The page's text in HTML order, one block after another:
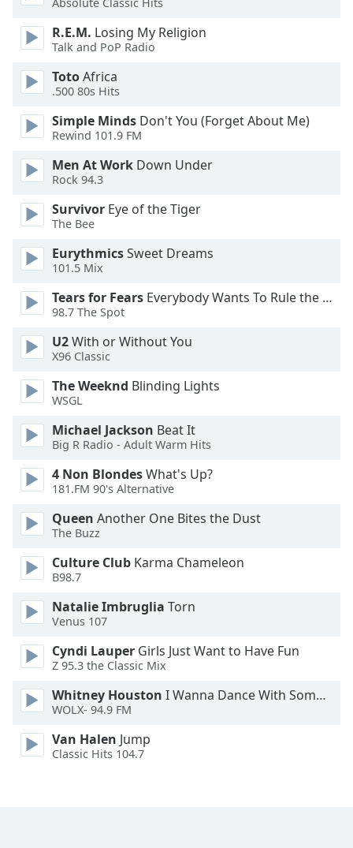
Fullscreen
This
modal
window.
Beginning
dialog
window.
Escape
and
close
window.
Text
Color
Opacity
Text
Background
Color
Opacity
Caption
Background
Color
Opacity
Size
R.E.M. Losing My Religion
Talk and PoP Radio
TotoAfrica
.500 80s Hits
Simple Minds Don't You (Forget About Me)
Rewind 101.9 FM
Men At Work Down Under
Rock 94.3
Survivor Eye of the Tiger
The Bee
EurythmicsSweet Dreams
101.5 Mix
Tears for Fears Everybody Wants To Rule the World
98.7 The Spot
U2With or Without You
X96 Classic
The Weeknd Blinding Lights
WSGL
Michael Jackson Beat It
Big R Radio - Adult Warm Hits
4 Non BlondesWhat's Up?
181.FM 90's Alternative
Queen Another One Bites the Dust
The Buzz
Culture Club Karma Chameleon
B98.7
Natalie Imbruglia Torn
Venus 107
Cyndi Lauper Girls Just Want to Have Fun
Z 95.3 the Classic Mix
Whitney Houston I Wanna Dance With Somebody
WOLX- 94.9 FM
Van Halen Jump
Classic Hits 104.7